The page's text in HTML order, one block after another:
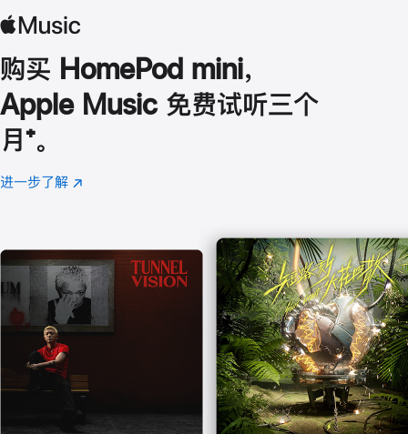
购买 HomePod mini，
Apple Music 免费试听三个
月 脚
注
⁺。
进一步了解 Apple
(在
口
中
打
开)